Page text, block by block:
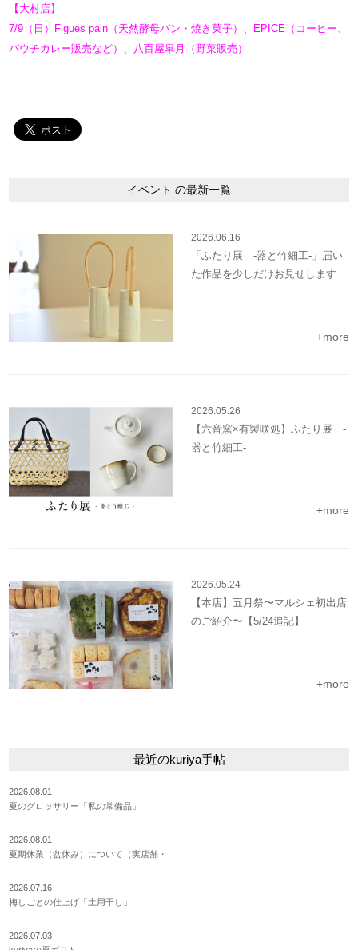
【大村店】
7/9（日）Figues pain（天然酵母パン・焼き菓子）、EPICE（コーヒー、
パウチカレー販売など）、
八百屋皐月（野菜販売）
イベント の最新一覧
2026.06.16
「ふたり展 -器と竹細工-」届い
た作品を少しだけお見せします
+more
2026.05.26
【六音窯×有製咲処】ふたり展 -
器と竹細工-
+more
2026.05.24
【本店】五月祭〜マルシェ初出店
のご紹介〜【5/24追記】
+more
最近のkuriya手帖
2026.08.01
夏のグロッサリー「私の常備品」
2026.08.01
夏期休業（盆休み）について（実店舗・
2026.07.16
梅しごとの仕上げ「土用干し」
2026.07.03